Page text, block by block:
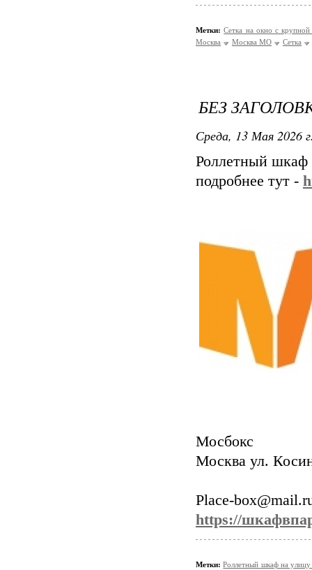
Метки: Сетка на окно с
Москва
Москва МО Сетка
БЕЗ
Среда, 13 Мая 2026
Роллетный шкаф
подробнее тут -
Мосбокс
Москва ул.
Place-
https://
Метки: Роллетный шкаф на улицу